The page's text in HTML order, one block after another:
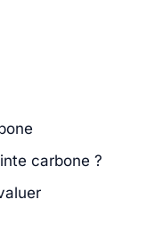
carbone ?